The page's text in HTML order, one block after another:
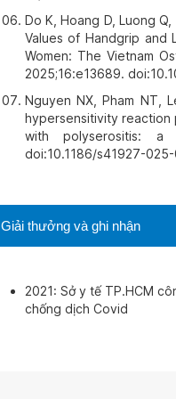
Giải thưởng và ghi nhận
2021: Sở y tế TP.HCM
chống dịch Covid
Do K, Hoang D, Luong
Values of Handgrip and
Women: The Vietnam
2025;16:e13689.
Nguyen NX, Pham NT,
hypersensitivity reaction
with polyserositis: a
doi:10.1186/s41927-